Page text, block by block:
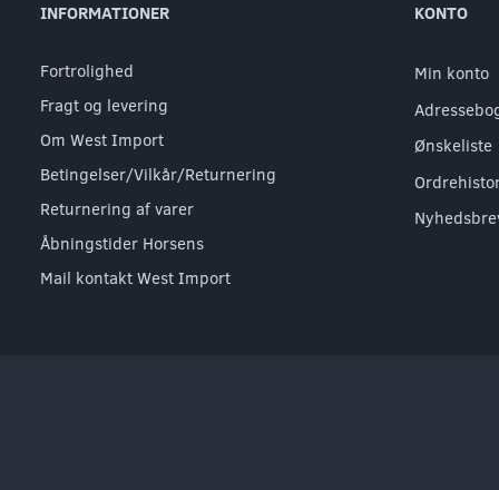
INFORMATIONER
Fortrolighed
Fragt og levering
Om West Import
Betingelser/Vilkår/Returnering
Returnering af varer
Åbningstider Horsens
Mail kontakt West Import
KONTO
Min konto
Ønskeliste